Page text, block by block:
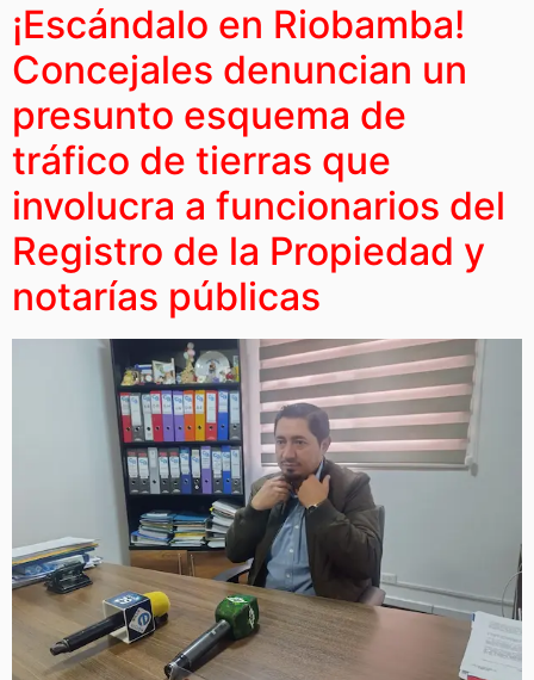
¡Escándalo en Riobamba!
Concejales denuncian un
presunto esquema de
tráfico de tierras que
involucra a funcionarios del
Registro de la Propiedad y
notarías públicas